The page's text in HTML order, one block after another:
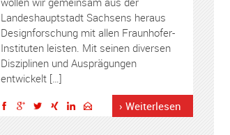
Landeshauptstadt Sachsens heraus
Designforschung mit allen Fraunhofer-
Instituten leisten. Mit seinen diversen
Disziplinen und Ausprägungen
entwickelt […]
› Weiterlesen